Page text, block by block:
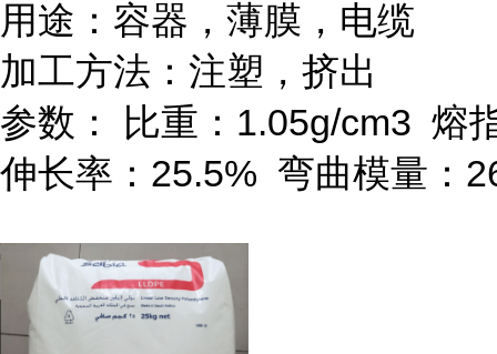
用途：容器，薄膜，电缆
加工方法：注塑，挤出
参数：
比重： 1.05g/cm3 熔
伸长率： 25.5% 弯曲模量：